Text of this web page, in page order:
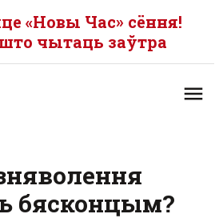
«Новы Час» сёння!
чытаць заўтра
бясконцым?